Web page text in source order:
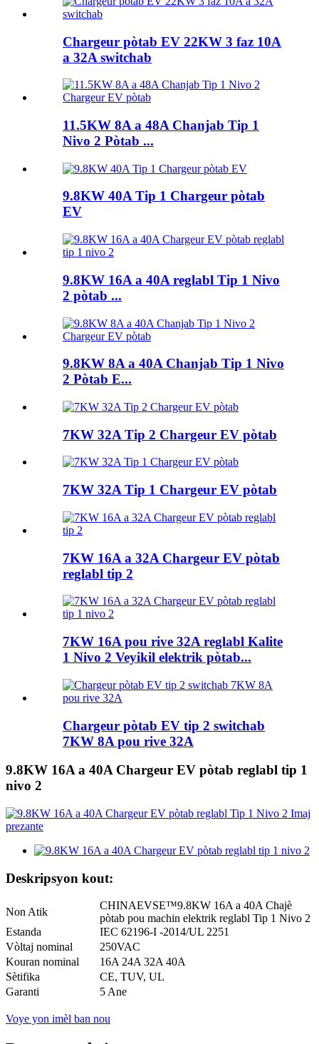
Chargeur pòtab EV 22KW 3 faz 10A
a 32A switchab
11.5KW 8A a 48A Chanjab Tip 1
Nivo 2 Pòtab ...
9.8KW 40A Tip 1 Chargeur pòtab
EV
9.8KW 16A a 40A reglabl Tip 1 Nivo
2 pòtab ...
9.8KW 8A a 40A Chanjab Tip 1 Nivo
2 Pòtab E...
7KW 32A Tip 2 Chargeur EV pòtab
7KW 32A Tip 1 Chargeur EV pòtab
7KW 16A a 32A Chargeur EV pòtab
reglabl tip 2
7KW 16A pou rive 32A reglabl Kalite
1 Nivo 2 Veyikil elektrik pòtab...
Chargeur pòtab EV tip 2 switchab
7KW 8A pou rive 32A
9.8KW 16A a 40A Chargeur EV pòtab reglabl tip 1
nivo 2
Deskripsyon kout:
Non Atik
CHINAEVSE™️9.8KW 16A a 40A Chajè
pòtab pou machin elektrik reglabl Tip 1 Nivo 2
Estanda
IEC 62196-I -2014/UL 2251
Vòltaj nominal
250VAC
Kouran nominal
16A 24A 32A 40A
Sètifika
CE, TUV, UL
Garanti
5 Ane
Voye yon imèl ban nou